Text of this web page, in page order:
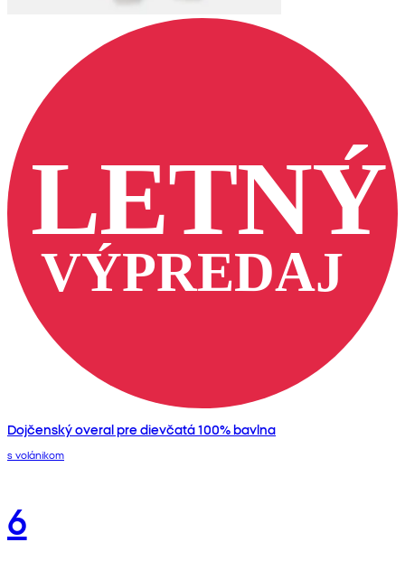
Dojčenský overal pre dievčatá 100% bavlna
s volánikom
6